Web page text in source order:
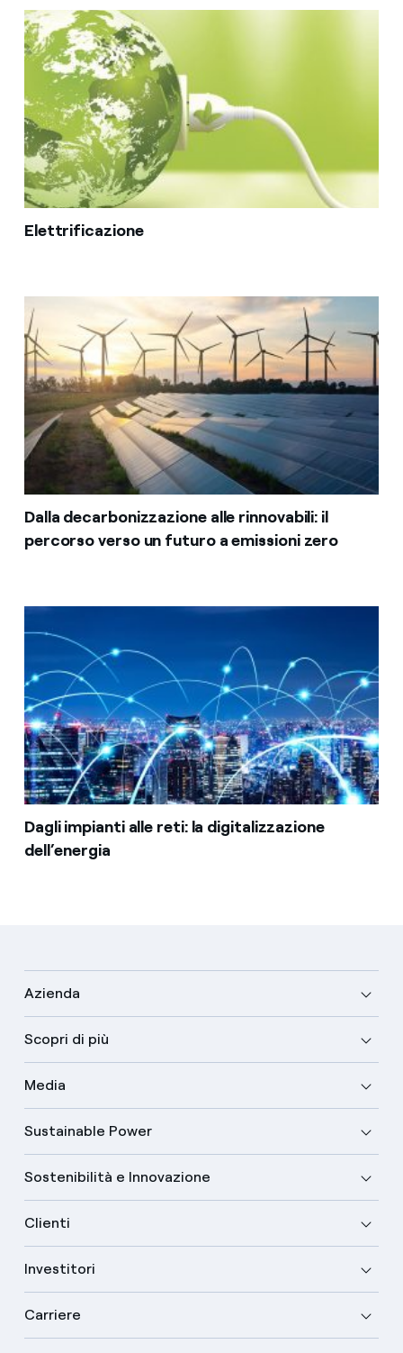
Elettrificazione
Dalla decarbonizzazione alle rinnovabili: il
percorso verso un futuro a emissioni zero
Dagli impianti alle reti: la digitalizzazione
dell’energia
Azienda
Scopri di più
Media
Sustainable Power
Sostenibilità e Innovazione
Clienti
Investitori
Carriere